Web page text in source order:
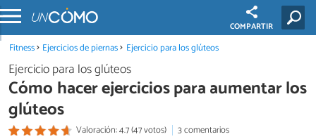
COMPARTIR
Fitness Ejercicios de piernas Ejercicio para los glúteos
Ejercicio para los glúteos
Cómo hacer ejercicios para aumentar los
glúteos
Valoración: 4.7 (47 votos)
3 comentarios